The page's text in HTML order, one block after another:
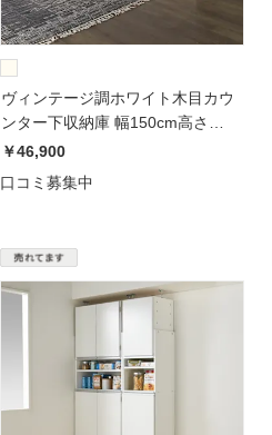
ヴィンテージ調ホワイト木目カウ
ンター下収納庫 幅150cm高さ
70cm
￥46,900
口コミ募集中